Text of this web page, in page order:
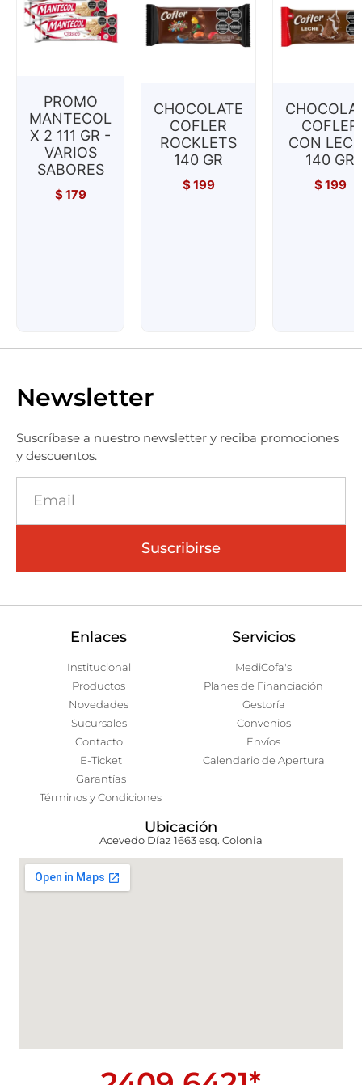
PROMO
MANTECOL
X 2 111 GR -
VARIOS
SABORES
$179
CHOCOLATE
COFLER
ROCKLETS
140 GR
$199
COFLER
CON
140 GR
$199
Newsletter
Suscríbase a nuestro newsletter y reciba promociones
y descuentos.
Suscribirse
Enlaces
Institucional
Productos
Novedades
Sucursales
Contacto
E-Ticket
Garantías
Términos y Condiciones
Servicios
MediCofa's
Planes de Financiación
Gestoría
Convenios
Envíos
Calendario de Apertura
Ubicación
Acevedo Díaz 1663 esq. Colonia